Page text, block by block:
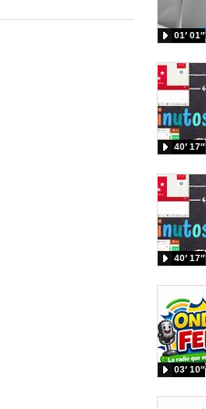
01′ 01″
40′ 17″
40′ 17″
03′ 10″